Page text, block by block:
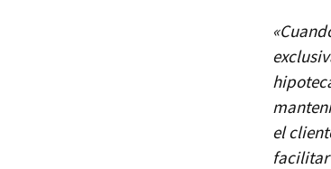
el
facilitar